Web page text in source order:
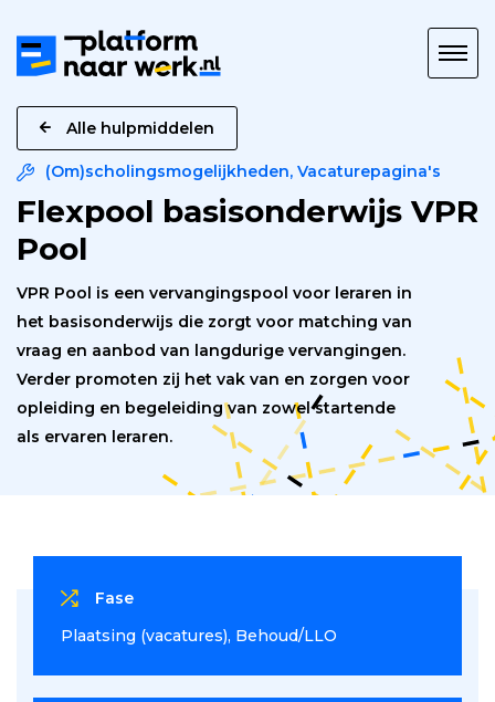
naar
Werk
Alle hulpmiddelen
(Om)scholingsmogelijkheden, Vacaturepagina's
Flexpool basisonderwijs VPR
Pool
VPR Pool is een vervangingspool voor leraren in
het basisonderwijs die zorgt voor matching van
vraag en aanbod van langdurige vervangingen.
Verder promoten zij het vak van en zorgen voor
opleiding en begeleiding van zowel startende
als ervaren leraren.
Fase
Plaatsing (vacatures) Behoud/LLO